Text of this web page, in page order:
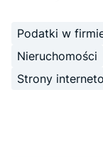
Podatki w
Nieruchomości
Strony